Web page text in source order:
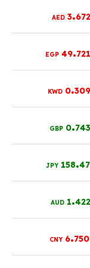
3.
AED
49.
EGP
0.
KWD
0.
GBP
158.
JPY
1.
AUD
6.
CNY